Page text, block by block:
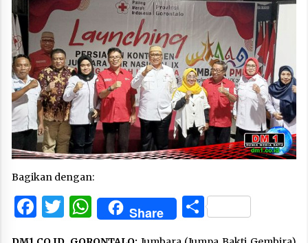
Bagikan dengan:
Facebook
Twitter
WhatsApp
Share Share